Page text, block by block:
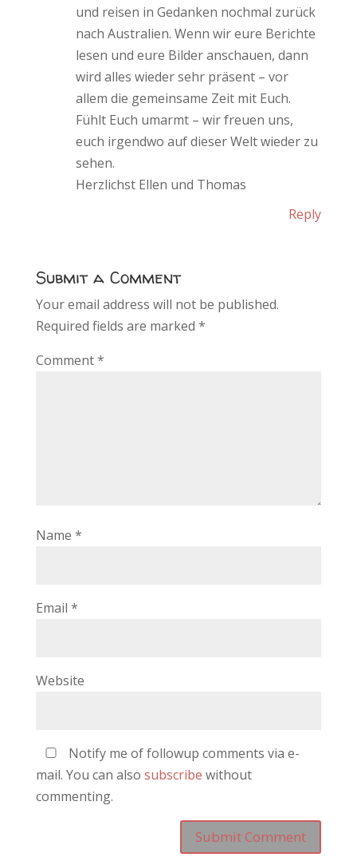
und reisen in Gedanken nochmal zurück
nach Australien. Wenn wir eure Berichte
lesen und eure Bilder anschauen, dann
wird alles wieder sehr präsent – vor
allem die gemeinsame Zeit mit Euch.
Fühlt Euch umarmt – wir freuen uns,
euch irgendwo auf dieser Welt wieder zu
sehen.
Herzlichst Ellen und Thomas
Reply
Submit a Comment
Your email address will not be published.
Required fields are marked *
Comment*
Name *
Email *
Website
Notify me of followup comments via e-
mail. You can also subscribe without
commenting.